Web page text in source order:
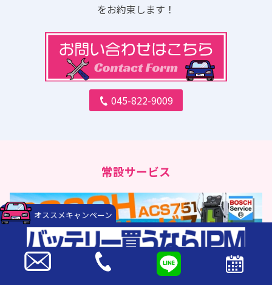
をお約束します！
045-822-9009
常設サービス
オススメキャンペーン